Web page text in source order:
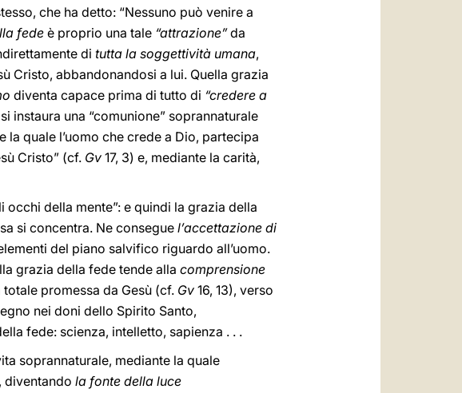
che ha detto: “Nessuno può venire a
fede è proprio una tale “attrazione”da
di tutta la soggettività umana,
Cristo, abbandonandosi a lui. Quella grazia
diventa capace prima di tutto di “credere a
una “comunione” soprannaturale
quale l’uomo che crede a Dio, partecipa
Cristo” (cf. Gv 17, 3) e, mediante la carità,
occhi della mente”: e quindi la grazia della
si concentra. Ne consegue l’accettazione di
del piano salvifico riguardo all’uomo.
grazia della fede tende alla comprensione
promessa da Gesù (cf. Gv 16, 13), verso
nei doni dello Spirito Santo,
fede: scienza, intelletto, sapienza . . .
soprannaturale, mediante la quale
diventando la fonte della luce